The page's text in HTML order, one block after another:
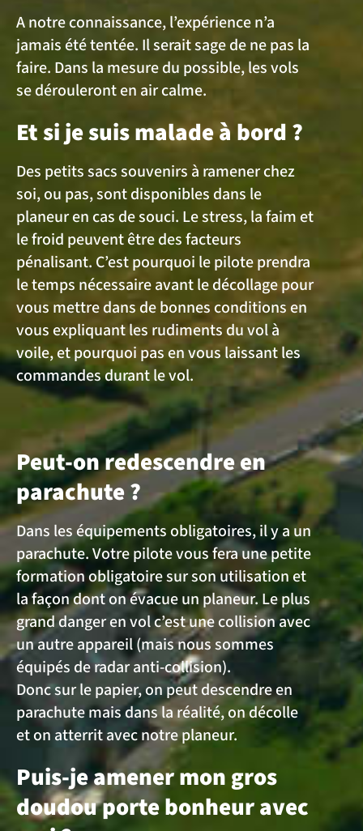
A notre connaissance, l’expérience n’a
jamais été tentée. Il serait sage de ne pas la
faire. Dans la mesure du possible, les vols
se dérouleront en air calme.
Et si je suis malade à bord ?
Des petits sacs souvenirs à ramener chez
soi, ou pas, sont disponibles dans le
planeur en cas de souci. Le stress, la faim et
le froid peuvent être des facteurs
pénalisant. C’est pourquoi le pilote prendra
le temps nécessaire avant le décollage pour
vous mettre dans de bonnes conditions en
vous expliquant les rudiments du vol à
voile, et pourquoi pas en vous laissant les
commandes durant le vol.
Peut-on redescendre en
parachute ?
Dans les équipements obligatoires, il y a un
parachute. Votre pilote vous fera une petite
formation obligatoire sur son utilisation et
la façon dont on évacue un planeur. Le plus
grand danger en vol c’est une collision avec
un autre appareil (mais nous sommes
équipés de radar anti-collision).
Donc sur le papier, on peut descendre en
parachute mais dans la réalité, on décolle
et on atterrit avec notre planeur.
Puis-je amener mon gros
doudou porte bonheur avec